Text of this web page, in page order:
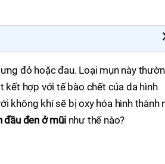
đỏ hoặc đau. Loại mụn này
kết hợp với tế bào chết của da hình
không khí sẽ bị oxy hóa hình thành
đầu đen ở mũinhư thế nào?